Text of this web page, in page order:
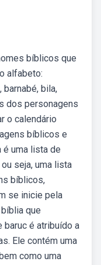
bíblicos que
alfabeto:
barnabé, bila,
dos personagens
o calendário
bíblicos e
é uma lista de
seja, uma lista
bíblicos,
se inicie pela
que
baruc é atribuído a
Ele contém uma
como uma